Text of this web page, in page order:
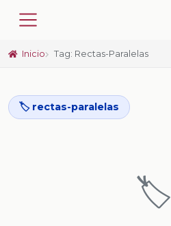
Inicio Tag: Rectas-Paralelas
🏷️ rectas-paralelas
🏷️